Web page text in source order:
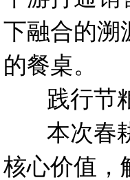
下融合的溯
的餐桌。
践行节粮
本次春耕
核心价值，